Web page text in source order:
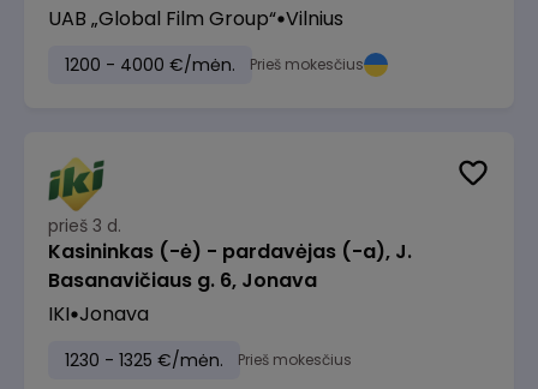
UAB „Global Film Group“ Vilnius
1200 - 4000 €/mėn. Prieš mokesčius
prieš 3 d.
Kasininkas (-ė) - pardavėjas (-a), J.
Basanavičiaus g. 6, Jonava
IKI Jonava
1230 - 1325 €/mėn. Prieš mokesčius